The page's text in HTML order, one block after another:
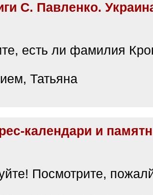
С. Павленко.
есть ли фамилия
Татьяна
календари и
Посмотрите,